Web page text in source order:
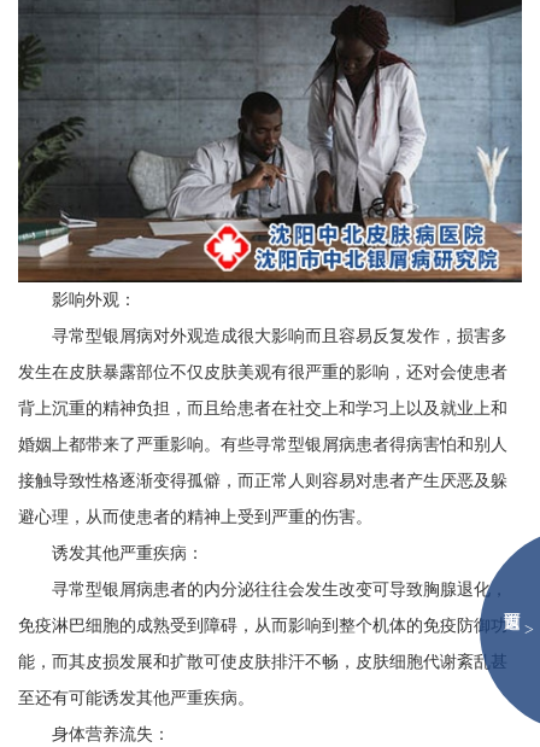
影响外观：
寻常型银屑病对外观造成很大影响而且容易反复发作，损害多
发生在皮肤暴露部位不仅皮肤美观有很严重的影响，还对会使患者
背上沉重的精神负担，而且给患者在社交上和学习上以及就业上和
婚姻上都带来了严重影响。有些寻常型银屑病患者得病害怕和别人
接触导致性格逐渐变得孤僻，而正常人则容易对患者产生厌恶及躲
避心理，从而使患者的精神上受到严重的伤害。
诱发其他严重疾病：
寻常型银屑病患者的内分泌往往会发生改变可导致胸腺退化，
免疫淋巴细胞的成熟受到障碍，从而影响到整个机体的免疫防御功
能，而其皮损发展和扩散可使皮肤排汗不畅，皮肤细胞代谢紊乱甚
至还有可能诱发其他严重疾病。
身体营养流失：
>